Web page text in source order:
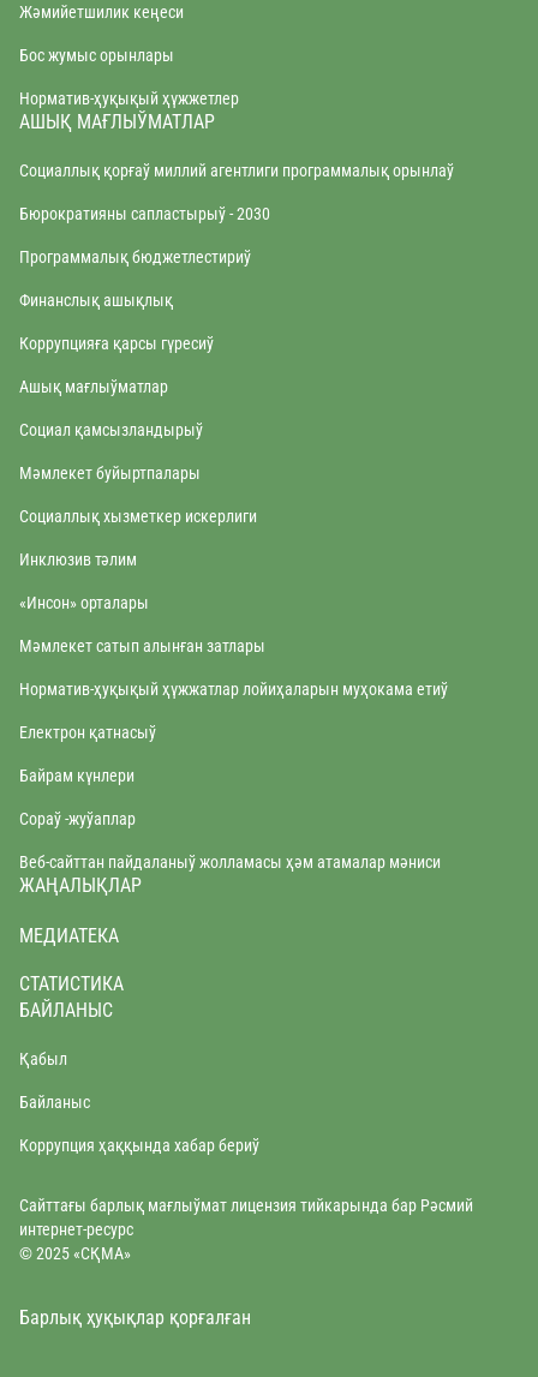
Жəмийетшилик кеңеси
Бос жумыс орынлары
Норматив-ҳуқықый ҳүжжетлер
АШЫҚ МАҒЛЫЎМАТЛАР
Социаллық қорғаў миллий агентлиги программалық орынлаў
Бюрократияны сапластырыў - 2030
Программалық бюджетлестириў
Финанслық ашықлық
Коррупцияға қарсы гүресиў
Ашық мағлыўматлар
Социал қамсызландырыў
Мәмлекет буйыртпалары
Социаллық хызметкер искерлиги
Инклюзив тәлим
«Инсон» орталары
Мəмлекет сатып алынған затлары
Норматив-ҳуқықый ҳүжжатлар лойиҳаларын муҳокама етиў
Електрон қатнасыў
Байрам күнлери
Сораў -жуўаплар
Веб-сайттан пайдаланыў жолламасы ҳəм атамалар мəниси
ЖАҢАЛЫҚЛАР
МЕДИАТЕКА
СТАТИСТИКА
БАЙЛАНЫС
Қабыл
Байланыс
Коррупция ҳаққында хабар бериў
Сайттағы барлық мағлыўмат лицензия тийкарында бар Рәсмий
интернет-ресурс
© 2025 «CҚMA»
Барлық ҳуқықлар қорғалған